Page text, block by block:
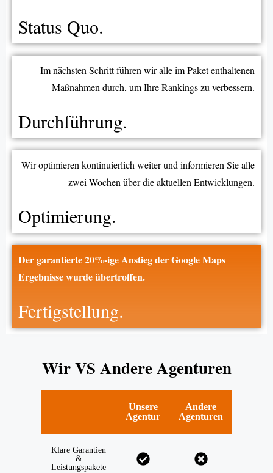
Status Quo.
Im nächsten Schritt führen wir alle im Paket enthaltenen
Maßnahmen durch, um Ihre Rankings zu verbessern.
Durchführung.
Wir optimieren kontinuierlich weiter und informieren Sie alle
zwei Wochen über die aktuellen Entwicklungen.
Optimierung.
Der garantierte 20%-ige Anstieg der Google Maps
Ergebnisse wurde übertroffen.
Fertigstellung.
Wir VS Andere Agenturen
Unsere
Agentur
Andere
Agenturen
Klare Garantien
&
Leistungspakete